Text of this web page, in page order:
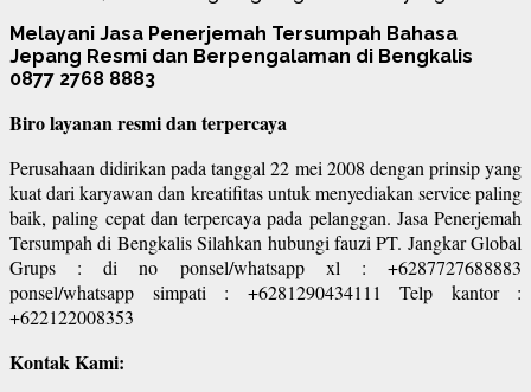
Melayani Jasa Penerjemah Tersumpah Bahasa
Jepang Resmi dan Berpengalaman di Bengkalis
0877 2768 8883
Biro layanan resmi dan terpercaya
Perusahaan didirikan pada tanggal 22 mei 2008 dengan prinsip yang
kuat dari karyawan dan kreatifitas untuk menyediakan service paling
baik, paling cepat dan terpercaya pada pelanggan. Jasa Penerjemah
Tersumpah di Bengkalis Silahkan hubungi fauzi PT. Jangkar Global
Grups : di no ponsel/whatsapp xl : +6287727688883
ponsel/whatsapp simpati : +6281290434111 Telp kantor :
+622122008353
Kontak Kami: